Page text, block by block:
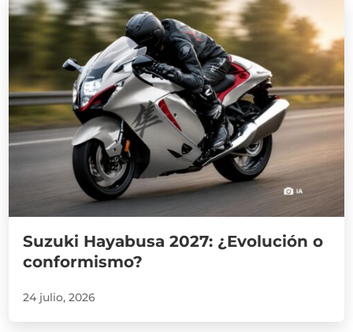
Suzuki Hayabusa 2027: ¿Evolución o
conformismo?
24 julio, 2026